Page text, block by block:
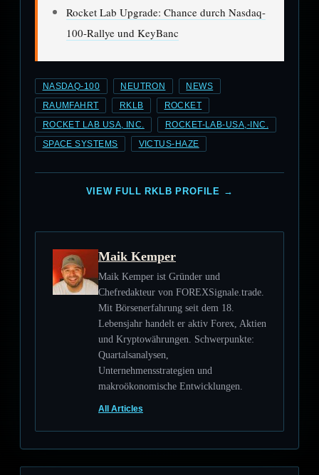
Rocket Lab Upgrade: Chance durch Nasdaq-
100-Rallye und KeyBanc
NASDAQ-100 NEUTRON NEWS
RAUMFAHRT RKLB ROCKET
ROCKET LAB USA, INC. ROCKET-LAB-USA,-INC.
SPACE SYSTEMS VICTUS-HAZE
VIEW FULL RKLB PROFILE →
Maik Kemper
Maik Kemper ist Gründer und
Chefredakteur von FOREXSignale.trade.
Mit Börsenerfahrung seit dem 18.
Lebensjahr handelt er aktiv Forex, Aktien
und Kryptowährungen. Schwerpunkte:
Quartalsanalysen,
Unternehmensstrategien und
makroökonomische Entwicklungen.
All Articles